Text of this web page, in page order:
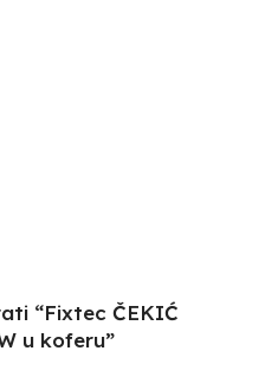
“Fixtec ČEKIĆ
u koferu”